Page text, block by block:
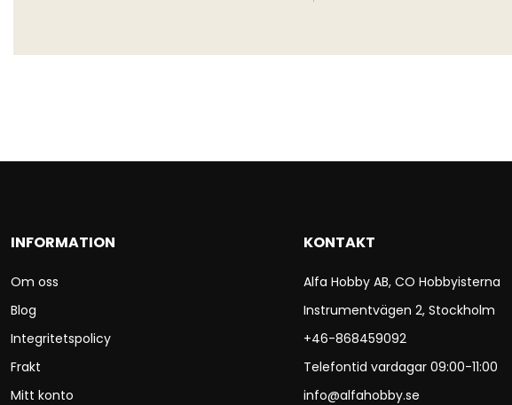
INFORMATION
Om oss
Blog
Integritetspolicy
Frakt
Mitt konto
KONTAKT
Alfa Hobby AB, CO Hobbyisterna
Instrumentvägen 2, Stockholm
+46-868459092
Telefontid vardagar 09:00-11:00
info@alfahobby.se